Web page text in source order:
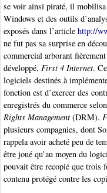
se voir ainsi piraté, il mobilisa
Windows et des outils
exposés dans l’article http://
ne fut pas sa surprise en
commercial arborant
développé, First 4 Internet.
logiciels destinés à
fonction est d’exercer des
enregistrés du commerce
Rights Management(DRM).
plusieurs compagnies, dont
rappela avoir acheté peu de
être joué qu’au moyen du
pouvait être recopié que trois
contenu protégé contre les